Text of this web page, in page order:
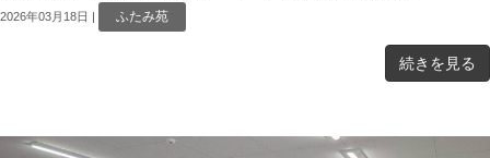
2026年03月18日 ふたみ苑
続きを見る